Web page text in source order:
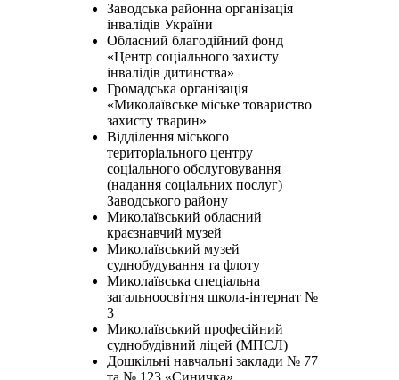
Заводська районна організація
інвалідів України
Обласний благодійний фонд
«Центр соціального захисту
інвалідів дитинства»
Громадська організація
«Миколаївське міське товариство
захисту тварин»
Відділення міського
територіального центру
соціального обслуговування
(надання соціальних послуг)
Заводського району
Миколаївський обласний
краєзнавчий музей
Миколаївський музей
суднобудування та флоту
Миколаївська спеціальна
загальноосвітня школа-інтернат №
3
Миколаївський професійний
суднобудівний ліцей (МПСЛ)
Дошкільні навчальні заклади № 77